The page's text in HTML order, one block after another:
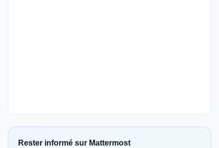
Rester informé sur Mattermost